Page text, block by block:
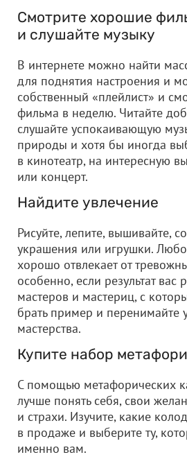
Смотрите хорошие
и слушайте музыку
В интернете можно найти
для поднятия настроения и
собственный «плейлист» и
фильма в неделю. Читайте
слушайте успокаивающую
природы и хотя бы иногда
в кинотеатр, на интересную
или концерт.
Найдите увлечение
Рисуйте, лепите, вышивайте,
украшения или игрушки.
хорошо отвлекает от
особенно, если результат вас
мастеров и мастериц, с
брать пример и перенимайте
мастерства.
Купите набор
С помощью метафорических
лучше понять себя, свои
и страхи. Изучите, какие
в продаже и выберите ту,
именно вам.